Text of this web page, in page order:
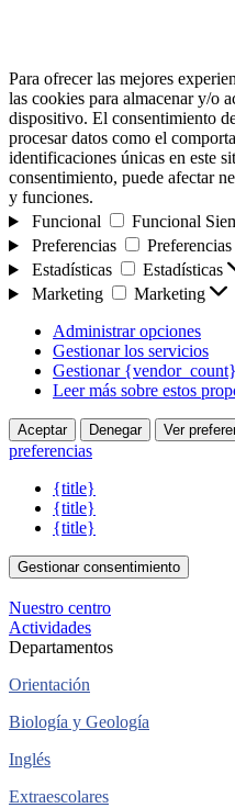
Para ofrecer las mejores
las cookies para almacenar y/o
dispositivo. El consentimiento
procesar datos como el
identificaciones únicas en este
consentimiento, puede afectar
y funciones.
Funcional
Funcional
Preferencias
Preferencias
Estadísticas
Estadísticas
Marketing
Marketing
Administrar opciones
Gestionar los servicios
Gestionar
Leer más sobre estos
Aceptar Denegar Ver
preferencias
{title}
{title}
{title}
Gestionar consentimiento
Nuestro centro
Actividades
Departamentos
Orientación
Biología y Geología
Inglés
Extraescolares